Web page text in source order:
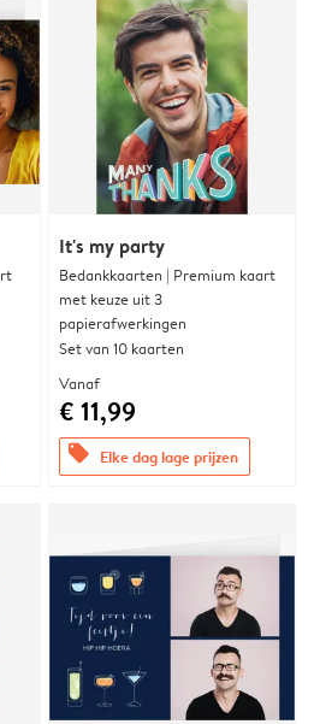
It's my party
Bedankkaarten | Premium kaart
met keuze uit 3
papierafwerkingen
Set van 10 kaarten
Vanaf
€ 11,99
offers Elke dag lage prijzen